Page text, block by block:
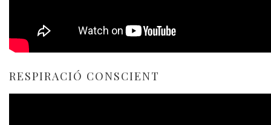
RESPIRACIÓ CONSCIENT